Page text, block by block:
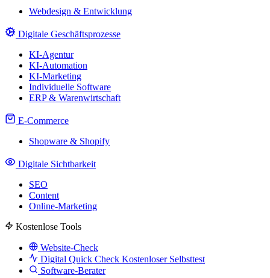
Webdesign & Entwicklung
Digitale Geschäftsprozesse
KI-Agentur
KI-Automation
KI-Marketing
Individuelle Software
ERP & Warenwirtschaft
E-Commerce
Shopware & Shopify
Digitale Sichtbarkeit
SEO
Content
Online-Marketing
Kostenlose Tools
Website-Check
Digital Quick Check Kostenloser Selbsttest
Software-Berater